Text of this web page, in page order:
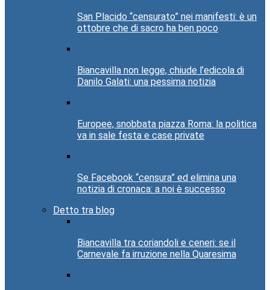
San Placido “censurato” nei manifesti: è un
ottobre che di sacro ha ben poco
Biancavilla non legge, chiude l’edicola di
Danilo Galati: una pessima notizia
Europee, snobbata piazza Roma: la politica
va in sale festa e case private
Se Facebook “censura” ed elimina una
notizia di cronaca: a noi è successo
Detto tra blog
Biancavilla tra coriandoli e ceneri: se il
Carnevale fa irruzione nella Quaresima